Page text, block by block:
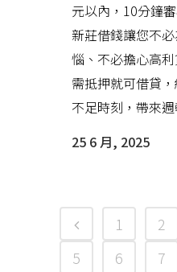
元以內，10分鐘
新莊借錢讓您不
惱、不必擔心高
需抵押就可借貸
不足時刻，帶來
25 6 月, 2025
1 2
5
6 7